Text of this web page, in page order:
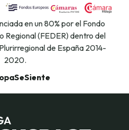
en un 80% por el Fondo
Regional (FEDER) dentro del
de España 2014-
2020.